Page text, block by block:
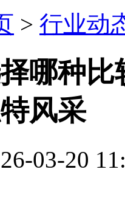
> 行业动
哪种比
风采
03-20